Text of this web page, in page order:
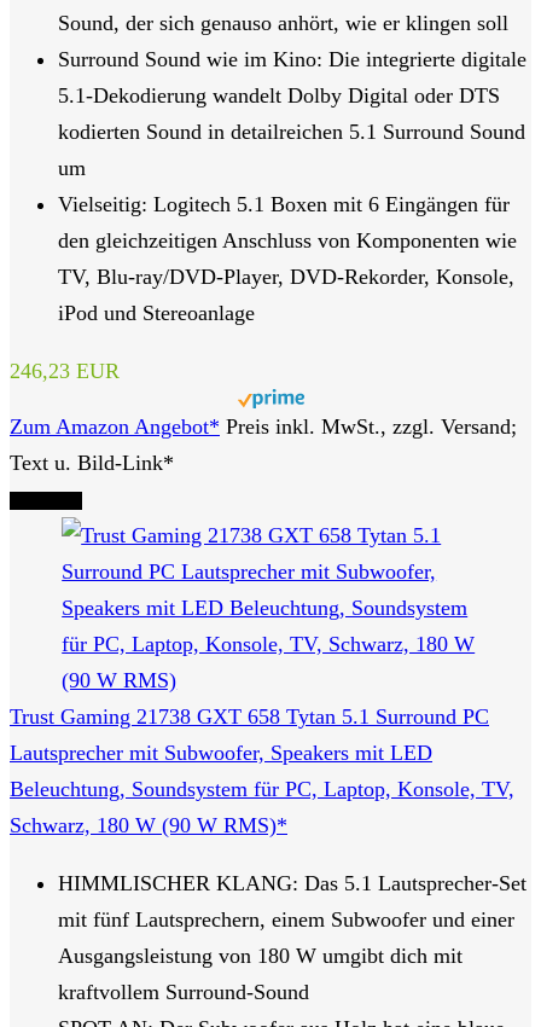
Sound, der sich genauso anhört, wie er klingen soll
Surround Sound wie im Kino: Die integrierte digitale
5.1-Dekodierung wandelt Dolby Digital oder DTS
kodierten Sound in detailreichen 5.1 Surround Sound
um
Vielseitig: Logitech 5.1 Boxen mit 6 Eingängen für
den gleichzeitigen Anschluss von Komponenten wie
TV, Blu-ray/DVD-Player, DVD-Rekorder, Konsole,
iPod und Stereoanlage
246,23 EUR
Zum Amazon Angebot* Preis inkl. MwSt., zzgl. Versand;
Text u. Bild-Link*
Trust Gaming 21738 GXT 658 Tytan 5.1 Surround PC
Lautsprecher mit Subwoofer, Speakers mit LED
Beleuchtung, Soundsystem für PC, Laptop, Konsole, TV,
Schwarz, 180 W (90 W RMS)*
HIMMLISCHER KLANG: Das 5.1 Lautsprecher-Set
mit fünf Lautsprechern, einem Subwoofer und einer
Ausgangsleistung von 180 W umgibt dich mit
kraftvollem Surround-Sound